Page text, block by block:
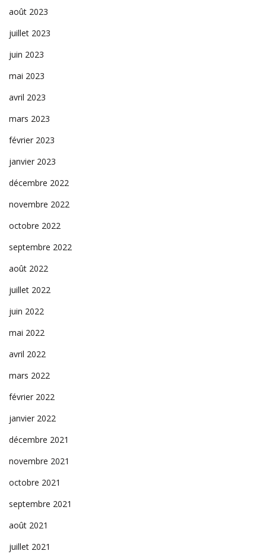
août 2023
juillet 2023
juin 2023
mai 2023
avril 2023
mars 2023
février 2023
janvier 2023
décembre 2022
novembre 2022
octobre 2022
septembre 2022
août 2022
juillet 2022
juin 2022
mai 2022
avril 2022
mars 2022
février 2022
janvier 2022
décembre 2021
novembre 2021
octobre 2021
septembre 2021
août 2021
juillet 2021